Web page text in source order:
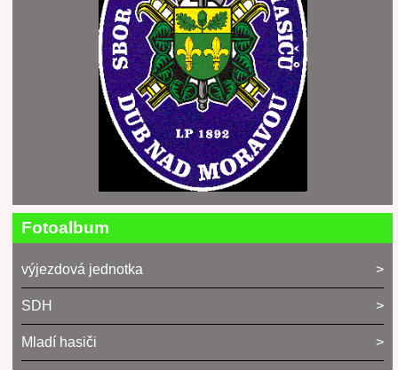
Fotoalbum
výjezdová jednotka
SDH
Mladí hasiči